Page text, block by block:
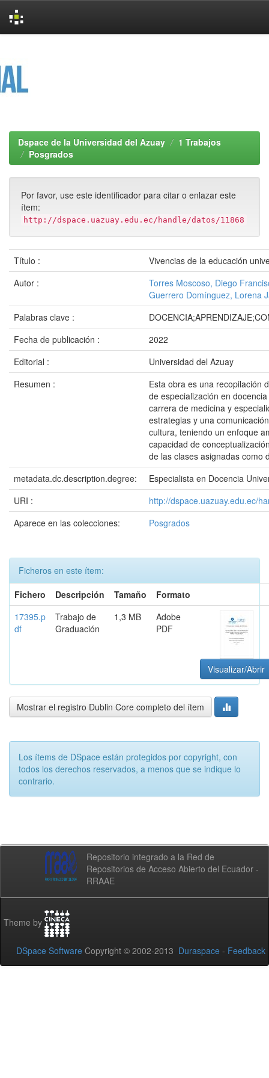
Dspace de la Universidad del Azuay
1 Trabajos
Posgrados
Por favor, use este identificador para citar o enlazar este
ítem:
http://dspace.uazuay.edu.ec/handle/datos/11868
Título :
Vivencias de la educación
Autor :
Torres Moscoso, Diego
Guerrero Domínguez, Lorena
Palabras clave :
Fecha de publicación :
2022
Editorial :
Universidad del Azuay
Resumen :
Esta obra es una recopilación
de especialización en
carrera de medicina y
estrategias y una
cultura, teniendo un enfoque
capacidad de
de las clases asignadas como
metadata.dc.description.degree:
Especialista en Docencia
URI :
http://dspace.uazuay.edu.ec/
Aparece en las colecciones:
Posgrados
Ficheros en este ítem:
Fichero
Descripción Tamaño
Formato
17395.p
df
Trabajo de
Graduación
1,3 MB
Adobe
PDF
Visualizar/Abrir
Mostrar el registro Dublin Core completo del ítem
Los ítems de DSpace están protegidos por copyright, con
todos los derechos reservados, a menos que se indique lo
contrario.
Repositorio integrado a la Red de
Repositorios de Acceso Abierto del Ecuador -
RRAAE
Theme by
DSpace Software Copyright © 2002-2013 Duraspace - Feedback